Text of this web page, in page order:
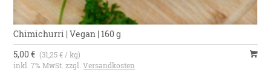
Chimichurri | Vegan | 160 g
5,00 € (31,25 € / kg)
inkl. 7% MwSt. zzgl.Versandkosten